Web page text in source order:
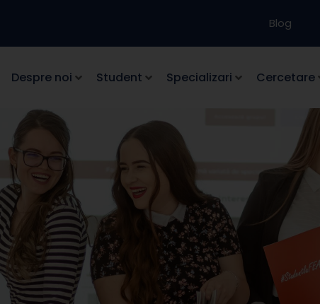
Blog
Despre noi Student Specializari Cercetare